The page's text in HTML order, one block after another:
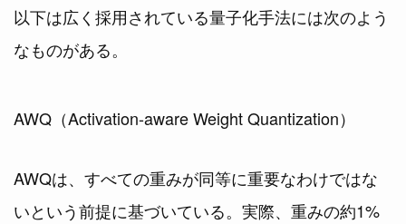
以下は広く採用されている量子化手法には次のよう
なものがある。
AWQ（Activation-aware Weight Quantization）
AWQは、すべての重みが同等に重要なわけではな
いという前提に基づいている。実際、重みの約1%